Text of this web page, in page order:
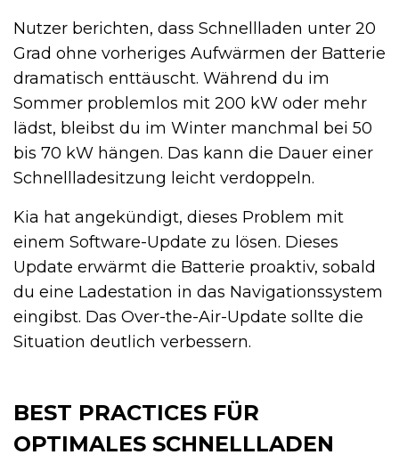
Nutzer berichten, dass Schnellladen unter 20
Grad ohne vorheriges Aufwärmen der Batterie
dramatisch enttäuscht. Während du im
Sommer problemlos mit 200 kW oder mehr
lädst, bleibst du im Winter manchmal bei 50
bis 70 kW hängen. Das kann die Dauer einer
Schnellladesitzung leicht verdoppeln.
Kia hat angekündigt, dieses Problem mit
einem Software-Update zu lösen. Dieses
Update erwärmt die Batterie proaktiv, sobald
du eine Ladestation in das Navigationssystem
eingibst. Das Over-the-Air-Update sollte die
Situation deutlich verbessern.
BEST PRACTICES FÜR
OPTIMALES SCHNELLLADEN